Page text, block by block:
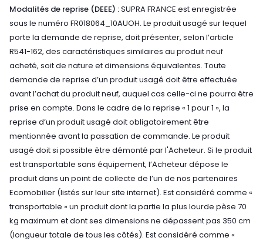
Modalités de reprise (DEEE) :SUPRA FRANCE est enregistrée
sous le numéro FR018064_10AUOH. Le produit usagé sur lequel
porte la demande de reprise, doit présenter, selon l’article
R541-162, des caractéristiques similaires au produit neuf
acheté, soit de nature et dimensions équivalentes. Toute
demande de reprise d’un produit usagé doit être effectuée
avant l’achat du produit neuf, auquel cas celle-ci ne pourra être
prise en compte. Dans le cadre de la reprise « 1 pour 1 », la
reprise d’un produit usagé doit obligatoirement être
mentionnée avant la passation de commande. Le produit
usagé doit si possible être démonté par l'Acheteur. Si le produit
est transportable sans équipement, l’Acheteur dépose le
produit dans un point de collecte de l’un de nos partenaires
Ecomobilier (listés sur leur site internet). Est considéré comme «
transportable » un produit dont la partie la plus lourde pèse 70
kg maximum et dont ses dimensions ne dépassent pas 350 cm
(longueur totale de tous les côtés). Est considéré comme «